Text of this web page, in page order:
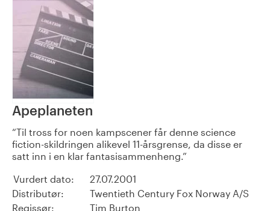
Apeplaneten
Til tross for noen kampscener får denne science
fiction-skildringen alikevel 11-årsgrense, da disse er
satt inn i en klar fantasisammenheng.
Vurdert dato:
27.07.2001
Distributør:
Twentieth Century Fox Norway A/S
Regissør:
Tim Burton